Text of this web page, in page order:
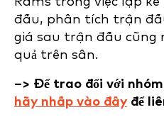
đấu, phân tích trận
giá sau trận đấu cũng
quả trên sân.
–> Để trao đổi với
hãy nhấp vào đây để